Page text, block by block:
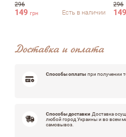
296
149 грн Есть в наличии
296
149
Доставка и оплата
Способы оплаты при получении
Способы доставки Доставка
любой город Украины и во всем
самовывоз.